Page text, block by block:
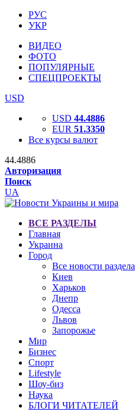
РУС
УКР
ВИДЕО
ФОТО
ПОПУЛЯРНЫЕ
СПЕЦПРОЕКТЫ
USD
USD 44.4886
EUR 51.3350
Все курсы валют
44.4886
Авторизация
Поиск
UA
ВСЕ РАЗДЕЛЫ
Главная
Украина
Город
Все новости раздела
Киев
Харьков
Днепр
Одесса
Львов
Запорожье
Мир
Бизнес
Спорт
Lifestyle
Шоу-биз
Наука
БЛОГИ ЧИТАТЕЛЕЙ